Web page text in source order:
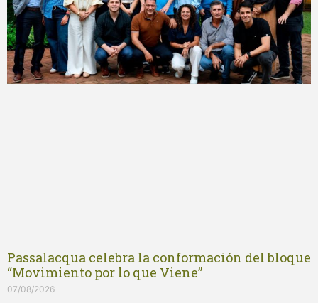
Passalacqua celebra la conformación del bloque
“Movimiento por lo que Viene”
07/08/2026